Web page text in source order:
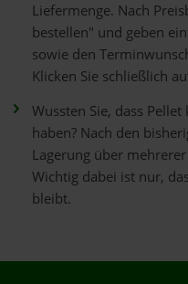
Liefermenge. Nach
bestellen" und geben
sowie den
Klicken Sie schließlich
Wussten Sie, dass
haben? Nach den
Lagerung über
Wichtig dabei ist nur,
bleibt.